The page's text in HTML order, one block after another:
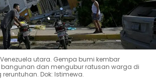
utara. Gempa bumi kembar
bangunan dan mengubur ratusan warga di
Dok: Istimewa.